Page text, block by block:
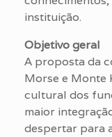
instituição.
Objetivo geral
A proposta da
Morse e Monte
cultural dos
maior
despertar para